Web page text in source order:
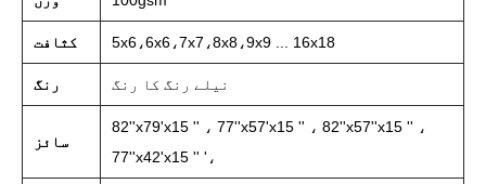
کثافت 5x6،6x6،7x7،8x8،9x9 ... 16x18
رنگ نیلے رنگ کا رنگ
سائز
82''x79'x15 '' ، 77''x57'x15 '' ، 82''x57''x15 '' ،
77''x42'x15 '' '،